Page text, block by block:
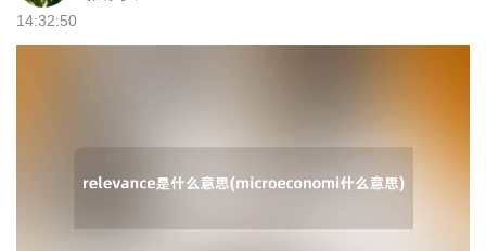
14:32:50